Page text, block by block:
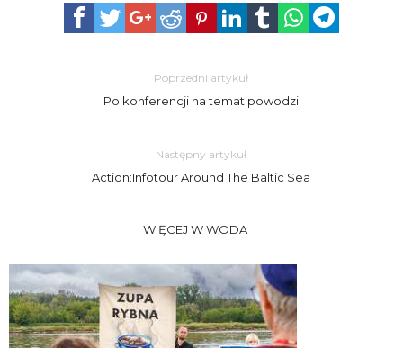
Poprzedni artykuł
Po konferencji na temat powodzi
Następny artykuł
Action:Infotour Around The Baltic Sea
WIĘCEJ W WODA